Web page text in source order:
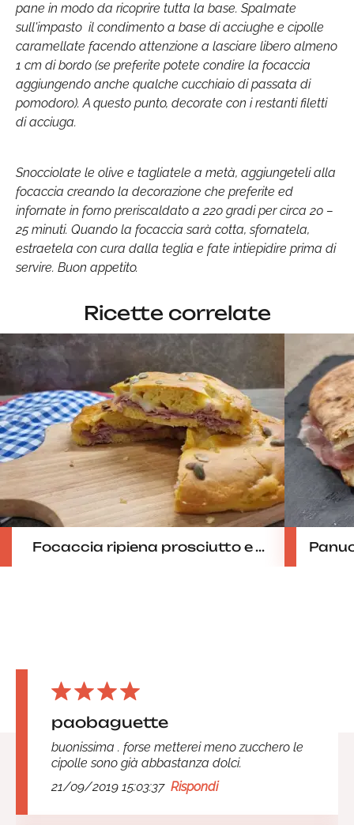
pane in modo da ricoprire tutta la base. Spalmate
sull'impasto il condimento a base di acciughe e cipolle
caramellate facendo attenzione a lasciare libero almeno
1 cm di bordo (se preferite potete condire la focaccia
aggiungendo anche qualche cucchiaio di passata di
pomodoro). A questo punto, decorate con i restanti filetti
di acciuga.
Snocciolate le olive e tagliatele a metà, aggiungeteli alla
focaccia creando la decorazione che preferite ed
infornate in forno preriscaldato a 220 gradi per circa 20 –
25 minuti. Quando la focaccia sarà cotta, sfornatela,
estraetela con cura dalla teglia e fate intiepidire prima di
servire. Buon appetito.
Ricette correlate
Focaccia ripiena prosciutto e ...
paobaguette
buonissima . forse metterei meno zucchero le
cipolle sono già abbastanza dolci.
21/09/2019 15:03:37 Rispondi